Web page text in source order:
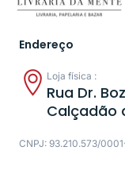
Endereço
Loja física :
Rua Dr.
Calçadão
CNPJ: 93.210.573/